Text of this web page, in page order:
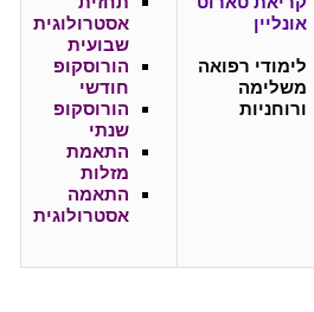
אונליין
לימודי רפואה
משלימה
ורוחניות
אסטרולוגית
שבועית
הורוסקופ
חודשי
הורוסקופ
שנתי
התאמת
מזלות
התאמה
אסטרולוגית